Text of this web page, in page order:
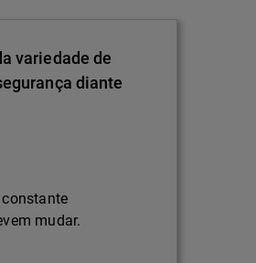
variedade de
diante
mudar.